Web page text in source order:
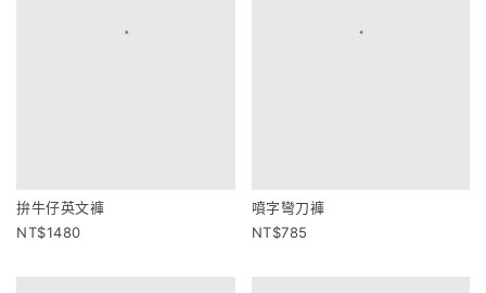
拚牛仔英文褲
1480
噴字彎刀褲
785